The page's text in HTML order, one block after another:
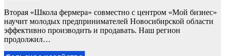
Вторая «Школа фермера» совместно с центром «Мой бизнес»
научит молодых предпринимателей Новосибирской области
эффективно производить и продавать. Наш регион
продолжил…